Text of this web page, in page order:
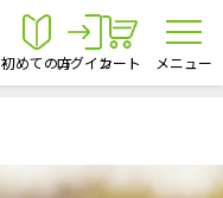
初めての方ログインカート メニュー